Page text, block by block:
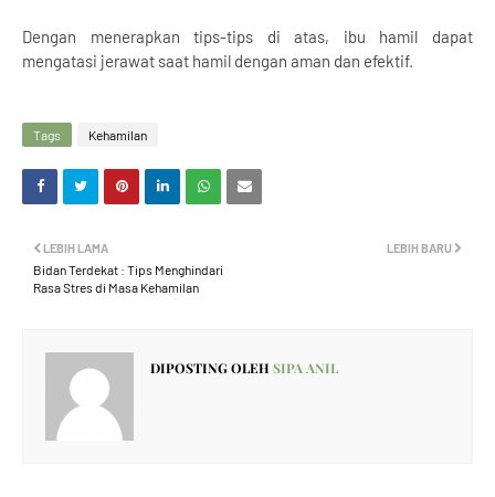
Dengan menerapkan tips-tips di atas, ibu hamil dapat
mengatasi jerawat saat hamil dengan aman dan efektif.
Tags Kehamilan
LEBIH BARU
LEBIH LAMA
Bidan Terdekat : Tips Menghindari
Rasa Stres di Masa Kehamilan
DIPOSTING OLEH SIPA ANIL